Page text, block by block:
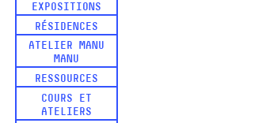
EXPOSITIONS
RÉSIDENCES
ATELIER MANU
MANU
RESSOURCES
COURS ET
ATELIERS